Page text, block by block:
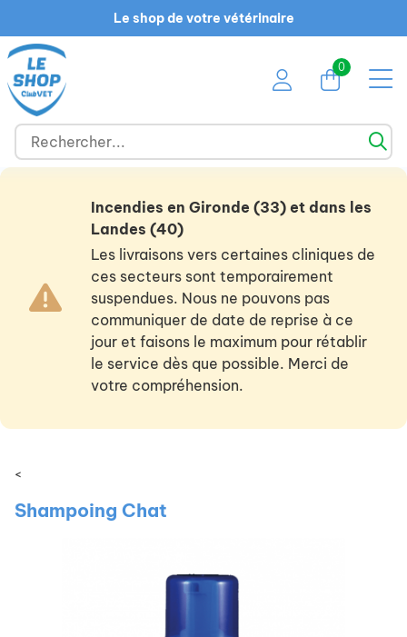
Le shop de votre vétérinaire
0
Incendies en Gironde (33) et dans les
Landes (40)
Les livraisons vers certaines cliniques de
ces secteurs sont temporairement
suspendues. Nous ne pouvons pas
communiquer de date de reprise à ce
jour et faisons le maximum pour rétablir
le service dès que possible. Merci de
votre compréhension.
<
Shampoing Chat